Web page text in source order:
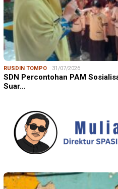
RUSDIN TOMPO 31/07/2026
SDN Percontohan PAM
Suar…